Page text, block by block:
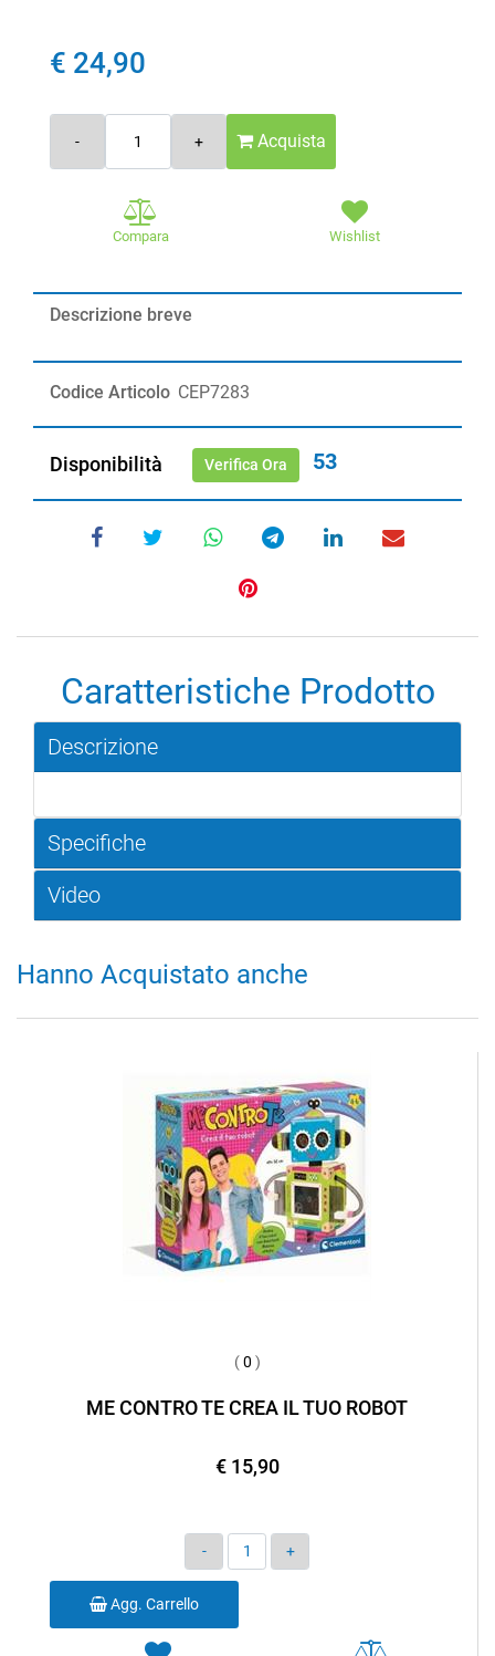
€ 24,90
Acquista
Compara Wishlist
Descrizione breve
Codice Articolo CEP7283
Disponibilità Verifica Ora 53
Caratteristiche Prodotto
Descrizione
Specifiche
Video
Hanno Acquistato anche
(0 )
ME CONTRO TE CREA IL TUO ROBOT
€ 15,90
Quantità
Agg. Carrello